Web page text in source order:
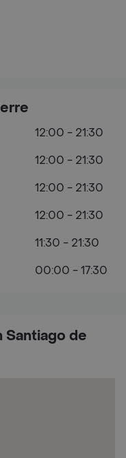
Santiago de
12:00 - 21:30
12:00 - 21:30
12:00 - 21:30
12:00 - 21:30
11:30 - 21:30
00:00 - 17:30